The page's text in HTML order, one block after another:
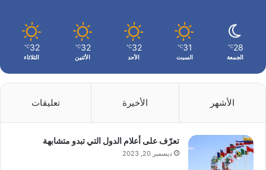
28
℃
الجمعة
31
℃
السبت
32
℃
الأحد
32
℃
الأثنين
32
℃
الثلاثاء
الأشهر الأخيرة تعليقات
تعرّف على أعلام الدول التي تبدو متشابهة
ديسمبر 20, 2023